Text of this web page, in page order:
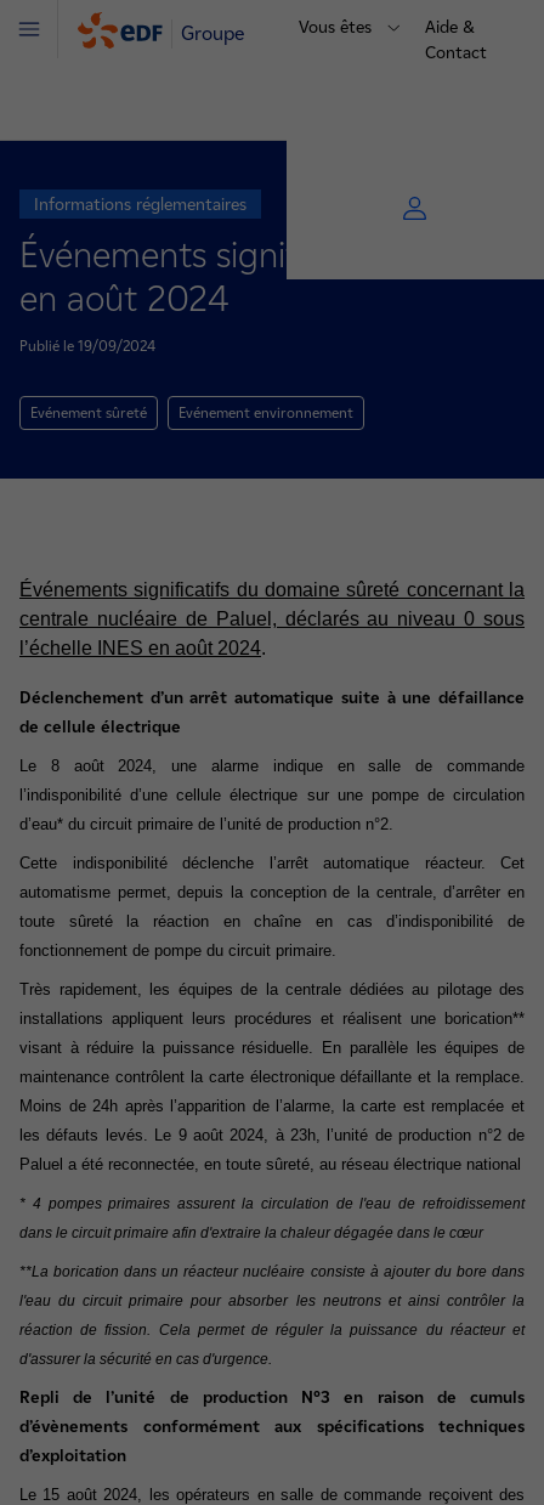
Groupe Vous êtes
Aide &
Contact
Menu
Informations réglementaires
Événements significatifs déclarés
en août 2024
Publié le 19/09/2024
Evénement sûreté Evénement environnement
Événements significatifs du domaine sûreté concernant la
centrale nucléaire de Paluel, déclarés au niveau 0 sous
l’échelle INES en août 2024.
Déclenchement d’un arrêt automatique suite à une défaillance
de cellule électrique
Le 8 août 2024, une alarme indique en salle de commande
l’indisponibilité d’une cellule électrique sur une pompe de circulation
d’eau* du circuit primaire de l’unité de production n°2.
Cette indisponibilité déclenche l’arrêt automatique réacteur. Cet
automatisme permet, depuis la conception de la centrale, d’arrêter en
toute sûreté la réaction en chaîne en cas d’indisponibilité de
fonctionnement de pompe du circuit primaire.
Très rapidement, les équipes de la centrale dédiées au pilotage des
installations appliquent leurs procédures et réalisent une borication**
visant à réduire la puissance résiduelle. En parallèle les équipes de
maintenance contrôlent la carte électronique défaillante et la remplace.
Moins de 24h après l’apparition de l’alarme, la carte est remplacée et
les défauts levés. Le 9 août 2024, à 23h, l’unité de production n°2 de
Paluel a été reconnectée, en toute sûreté, au réseau électrique national
* 4 pompes primaires assurent la circulation de l'eau de refroidissement
dans le circuit primaire afin d'extraire la chaleur dégagée dans le cœur
**La borication dans un réacteur nucléaire consiste à ajouter du bore dans
l'eau du circuit primaire pour absorber les neutrons et ainsi contrôler la
réaction de fission. Cela permet de réguler la puissance du réacteur et
d'assurer la sécurité en cas d'urgence.
Repli de l’unité de production N°3 en raison de cumuls
d’évènements conformément aux spécifications techniques
d’exploitation
Le 15 août 2024, les opérateurs en salle de commande reçoivent des